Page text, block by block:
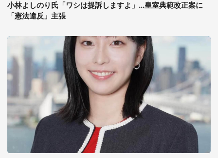
小林よしのり氏「ワシは提訴しますよ」...皇室典範改正案に
「憲法違反」主張